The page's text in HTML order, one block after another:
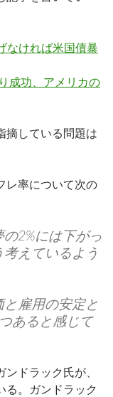
なければ米国債暴
成功、アメリカの
摘している問題は
レ率について次の
2%には下がっ
えているよう
雇用の安定と
あると感じて
ドラック氏が、
る。ガンドラック